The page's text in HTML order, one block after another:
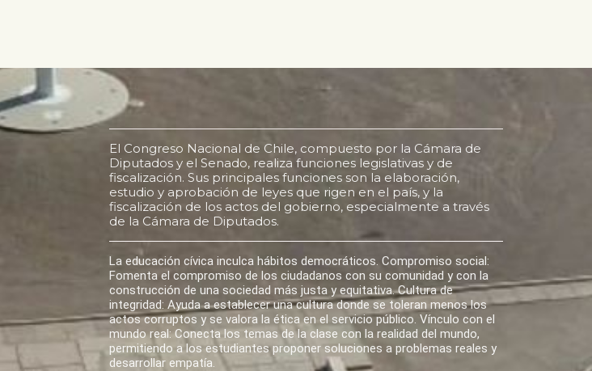
El Congreso Nacional de Chile, compuesto por la Cámara de
Diputados y el Senado, realiza funciones legislativas y de
fiscalización. Sus principales funciones son la elaboración,
estudio y aprobación de leyes que rigen en el país, y la
fiscalización de los actos del gobierno, especialmente a través
de la Cámara de Diputados.
La educación cívica inculca hábitos democráticos. Compromiso social:
Fomenta el compromiso de los ciudadanos con su comunidad y con la
construcción de una sociedad más justa y equitativa. Cultura de
integridad: Ayuda a establecer una cultura donde se toleran menos los
actos corruptos y se valora la ética en el servicio público. Vínculo con el
mundo real: Conecta los temas de la clase con la realidad del mundo,
permitiendo a los estudiantes proponer soluciones a problemas reales y
desarrollar empatía.